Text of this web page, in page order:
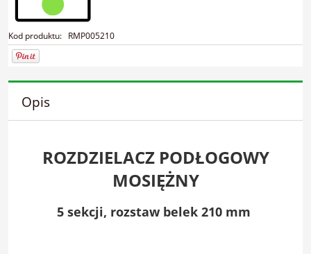
Kod produktu: RMP005210
Opis
ROZDZIELACZ PODŁOGOWY
MOSIĘŻNY
5 sekcji, rozstaw belek 210 mm